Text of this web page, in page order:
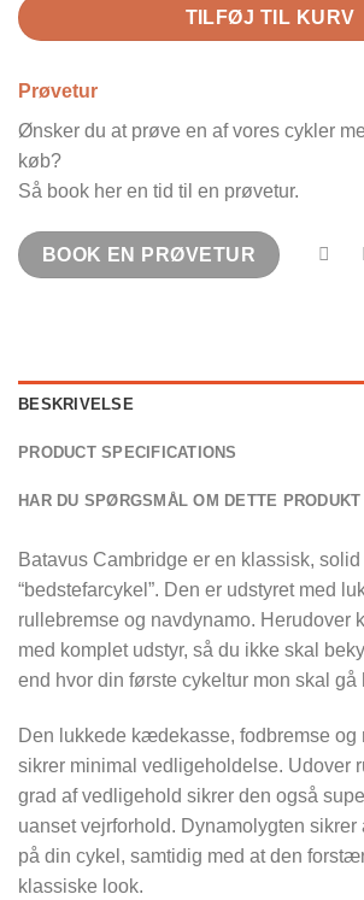
TILFØJ TIL KURV
Prøvetur
Ønsker du at prøve en af vores cykler
køb?
Så book her en tid til en prøvetur.
BOOK EN PRØVETUR
BESKRIVELSE
PRODUCT SPECIFICATIONS
HAR DU SPØRGSMÅL OM DETTE PRODUKT
Batavus Cambridge er en klassisk,
“bedstefarcykel”. Den er udstyret med
rullebremse og navdynamo. Herudover
med komplet udstyr, så du ikke skal
end hvor din første cykeltur mon skal gå
Den lukkede kædekasse, fodbremse og
sikrer minimal vedligeholdelse. Udover
grad af vedligehold sikrer den også
uanset vejrforhold. Dynamolygten sikrer
på din cykel, samtidig med at den
klassiske look.